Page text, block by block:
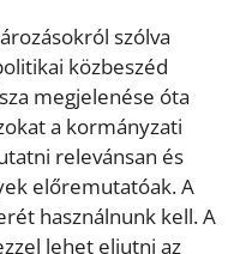
szólva
közbeszéd
megjelenése óta
a kormányzati
relevánsan és
előremutatóak. A
használnunk kell. A
lehet eljutni az